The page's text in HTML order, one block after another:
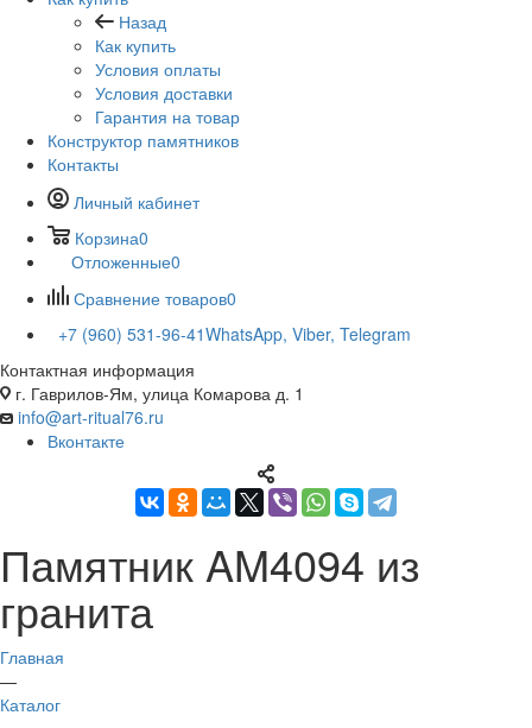
Назад
Как купить
Условия оплаты
Условия доставки
Гарантия на товар
Конструктор памятников
Контакты
Личный кабинет
Корзина0
Отложенные0
Сравнение товаров0
+7 (960) 531-96-41WhatsApp, Viber, Telegram
Контактная информация
г. Гаврилов-Ям, улица Комарова д. 1
info@art-ritual76.ru
Вконтакте
Памятник AM4094 из
гранита
Главная
—
Каталог